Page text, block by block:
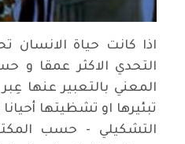
اذا كانت حياة الانسان
التحدي الاكثر عمقا و
المعني بالتعبير عنها
تبئيرها او تشظيتها
التشكيلي - حسب